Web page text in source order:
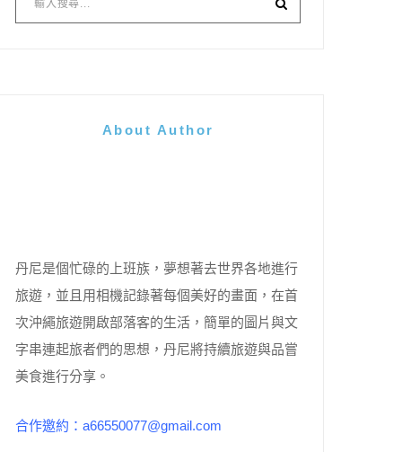
About Author
丹尼是個忙碌的上班族，夢想著去世界各地進行
旅遊，並且用相機記錄著每個美好的畫面，在首
次沖繩旅遊開啟部落客的生活，簡單的圖片與文
字串連起旅者們的思想，丹尼將持續旅遊與品嘗
美食進行分享。
合作邀約：a66550077@gmail.com